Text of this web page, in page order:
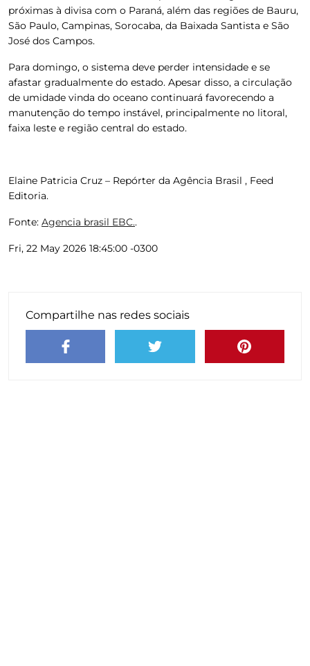
próximas à divisa com o Paraná, além das regiões de Bauru,
São Paulo, Campinas, Sorocaba, da Baixada Santista e São
José dos Campos.
Para domingo, o sistema deve perder intensidade e se
afastar gradualmente do estado. Apesar disso, a circulação
de umidade vinda do oceano continuará favorecendo a
manutenção do tempo instável, principalmente no litoral,
faixa leste e região central do estado.
Elaine Patricia Cruz – Repórter da Agência Brasil , Feed
Editoria.
Fonte: Agencia brasil EBC..
Fri, 22 May 2026 18:45:00 -0300
Compartilhe nas redes sociais